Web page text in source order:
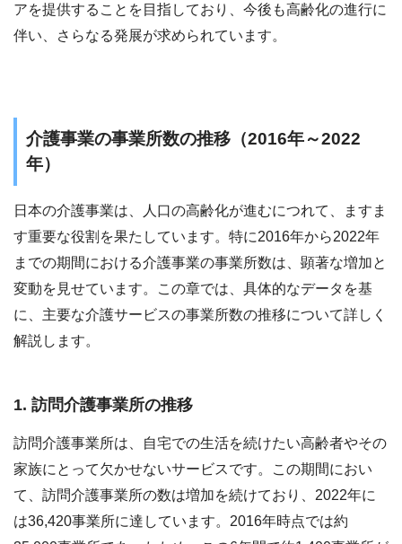
アを提供することを目指しており、今後も高齢化の進行に
伴い、さらなる発展が求められています。
介護事業の事業所数の推移（2016年～2022
年）
日本の介護事業は、人口の高齢化が進むにつれて、ますま
す重要な役割を果たしています。特に2016年から2022年
までの期間における介護事業の事業所数は、顕著な増加と
変動を見せています。この章では、具体的なデータを基
に、主要な介護サービスの事業所数の推移について詳しく
解説します。
1. 訪問介護事業所の推移
訪問介護事業所は、自宅での生活を続けたい高齢者やその
家族にとって欠かせないサービスです。この期間におい
て、訪問介護事業所の数は増加を続けており、2022年に
は36,420事業所に達しています。2016年時点では約